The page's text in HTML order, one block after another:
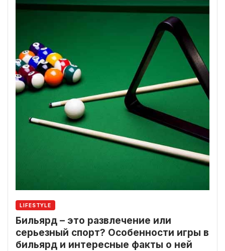
LIFESTYLE
Бильярд – это развлечение или
серьезный спорт? Особенности игры в
бильярд и интересные факты о ней